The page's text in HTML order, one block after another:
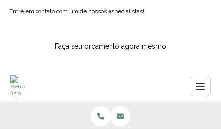
Entre em contato com um de nossos especialistas!
Faça seu orçamento agora mesmo